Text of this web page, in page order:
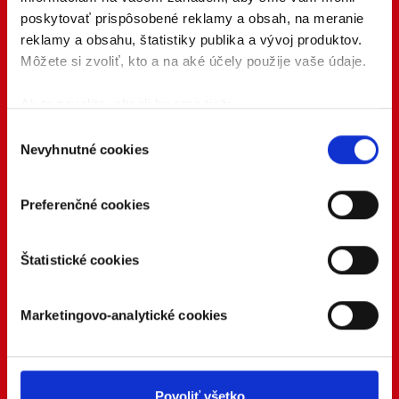
poskytovať prispôsobené reklamy a obsah, na meranie
reklamy a obsahu, štatistiky publika a vývoj produktov.
Môžete si zvoliť, kto a na aké účely použije vaše údaje.
polohe s presnosťou na niekoľko metrov
skenovaním konkrétnych charakteristík (odtlačky
prstov).
údaje, nájdete v časti s
. Súhlas
nastavením nám udelíte súhlas s využívaním
štatistických a marketingovo-analytických cookies na
súhlasu
Nevyhnutné cookies
Preferenčné cookies
Štatistické cookies
Marketingovo-analytické cookies
Povoliť všetko